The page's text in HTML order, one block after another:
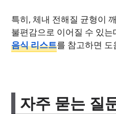
특히, 체내 전해질 균형이
불편감으로 이어질 수 있는
음식 리스트를 참고하면 도
자주 묻는 질